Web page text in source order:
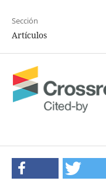
Sección
Artículos